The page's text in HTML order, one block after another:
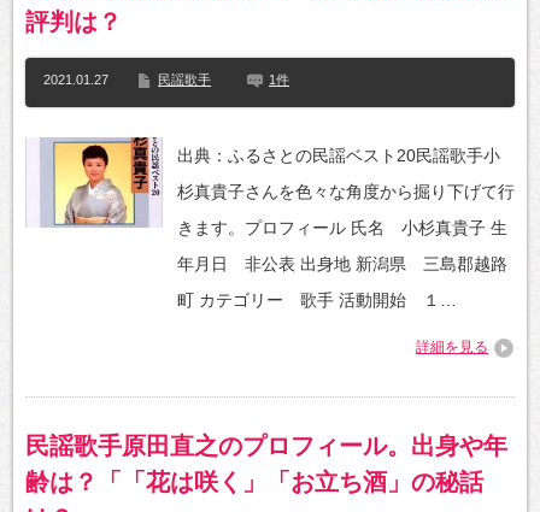
評判は？
2021.01.27 民謡歌手 1件
出典：ふるさとの民謡ベスト20民謡歌手小
杉真貴子さんを色々な角度から掘り下げて行
きます。プロフィール 氏名 小杉真貴子 生
年月日 非公表 出身地 新潟県 三島郡越路
町 カテゴリー 歌手 活動開始 １…
詳細を見る
民謡歌手原田直之のプロフィール。出身や年
齢は？「「花は咲く」「お立ち酒」の秘話